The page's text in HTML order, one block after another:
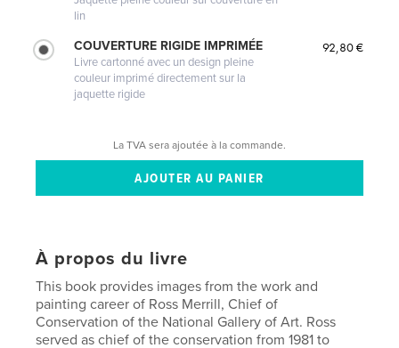
lin
COUVERTURE RIGIDE IMPRIMÉE
Livre cartonné avec un design pleine
couleur imprimé directement sur la
jaquette rigide
92,80 €
La TVA sera ajoutée à la commande.
À propos du livre
This book provides images from the work and
painting career of Ross Merrill, Chief of
Conservation of the National Gallery of Art. Ross
served as chief of the conservation from 1981 to